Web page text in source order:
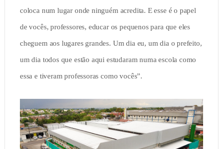
coloca num lugar onde ninguém acredita. E esse é o papel
de vocês, professores, educar os pequenos para que eles
cheguem aos lugares grandes. Um dia eu, um dia o prefeito,
um dia todos que estão aqui estudaram numa escola como
essa e tiveram professoras como vocês”.